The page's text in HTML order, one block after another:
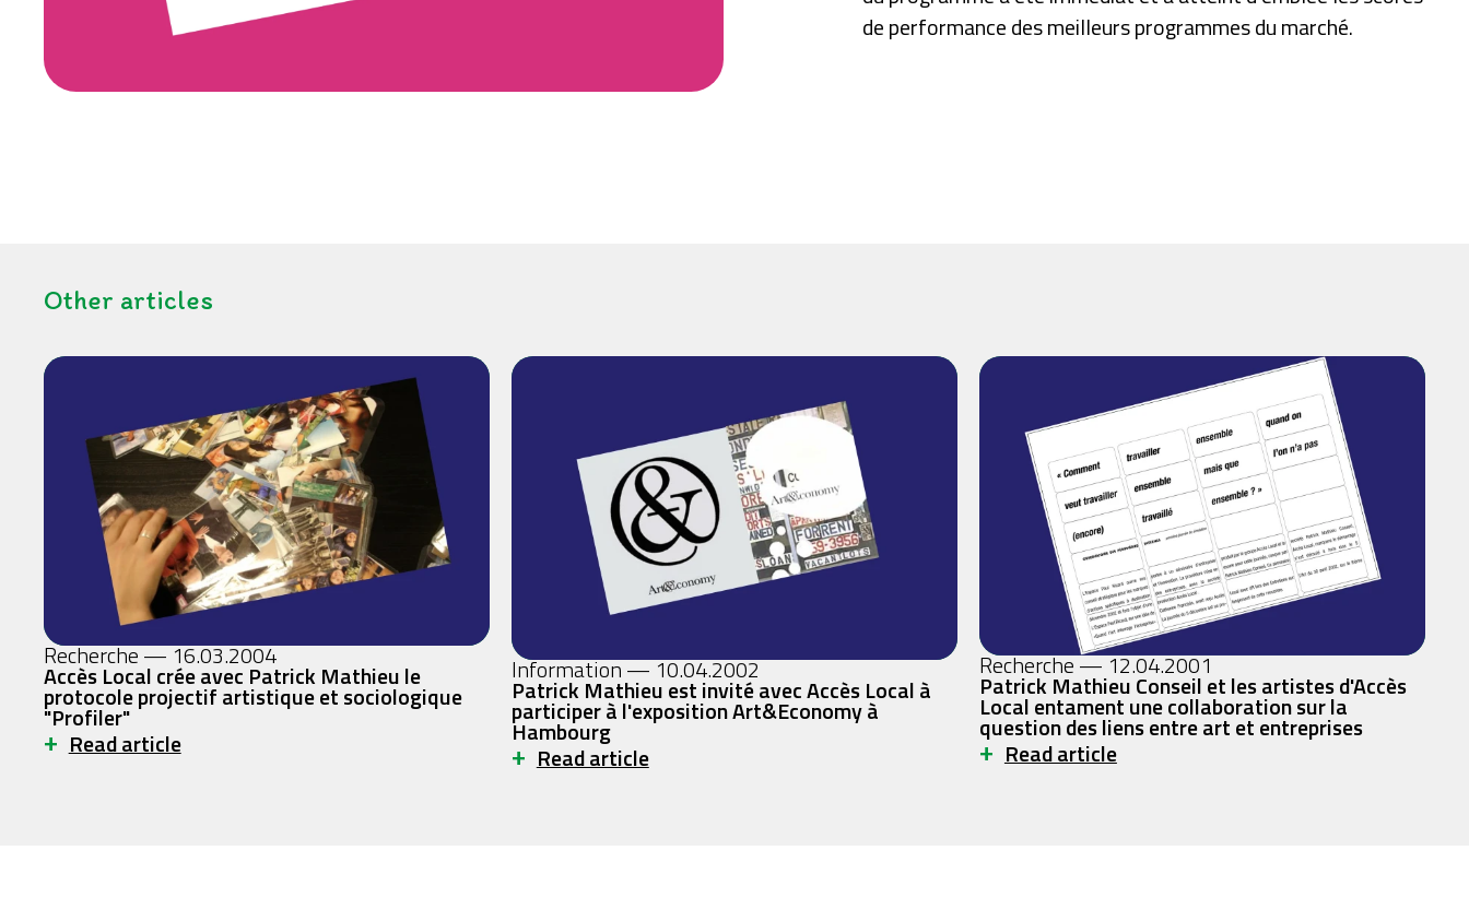
de performance des meilleurs programmes du marché.
Other articles
Recherche — 16.03.2004
Accès Local crée avec Patrick Mathieu le
protocole projectif artistique et sociologique
"Profiler"
+ Read article
Information — 10.04.2002
Patrick Mathieu est invité avec Accès Local à
participer à l'exposition Art&Economy à
Hambourg
+ Read article
Recherche — 12.04.2001
Patrick Mathieu Conseil et les artistes d'Accès
Local entament une collaboration sur la
question des liens entre art et entreprises
+ Read article